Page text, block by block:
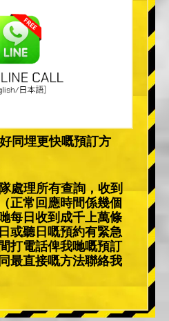
同埋更快嘅預訂方
處理所有查詢，收到
正常回應時間係幾個
每日收到成千上萬條
或聽日嘅預約有緊急
打電話俾我哋嘅預訂
最直接嘅方法聯絡我